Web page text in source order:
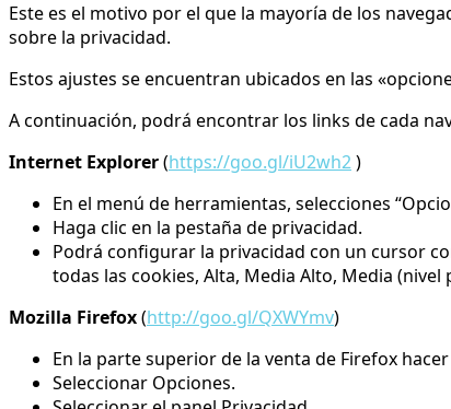
Este es el motivo por el que la mayoría de los
sobre la privacidad.
Estos ajustes se encuentran ubicados en las
A continuación, podrá encontrar los links de cada
Internet Explorer(https://goo.gl/iU2wh2)
En el menú de herramientas, selecciones
Haga clic en la pestaña de privacidad.
Podrá configurar la privacidad con un cursor
todas las cookies, Alta, Media Alto, Media
Mozilla Firefox(http://goo.gl/QXWYmv)
En la parte superior de la venta de Firefox
Seleccionar Opciones.